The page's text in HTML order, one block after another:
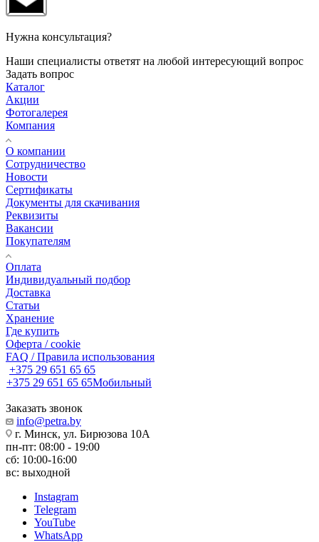
Нужна консультация?
Наши специалисты ответят на любой интересующий вопрос
Задать вопрос
Каталог
Акции
Фотогалерея
Компания
О компании
Сотрудничество
Новости
Сертификаты
Документы для скачивания
Реквизиты
Вакансии
Покупателям
Оплата
Индивидуальный подбор
Доставка
Статьи
Хранение
Где купить
Оферта / cookie
FAQ / Правила использования
+375 29 651 65 65
+375 29 651 65 65Мобильный
Заказать звонок
info@petra.by
г. Минск, ул. Бирюзова 10А
пн-пт: 08:00 - 19:00
сб: 10:00-16:00
вс: выходной
Instagram
Telegram
YouTube
WhatsApp